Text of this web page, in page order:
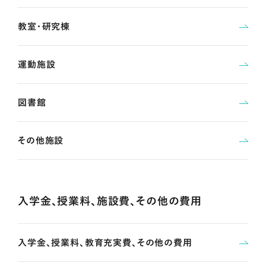
教室・研究棟
運動施設
図書館
その他施設
入学金、授業料、施設費、その他の費用
入学金、授業料、教育充実費、その他の費用